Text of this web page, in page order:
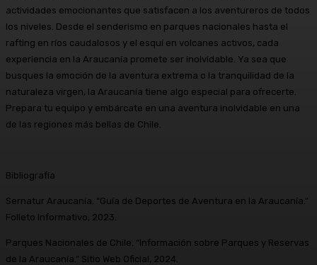
actividades emocionantes que satisfacen a los aventureros de todos
los niveles. Desde el senderismo en parques nacionales hasta el
rafting en ríos caudalosos y el esquí en volcanes activos, cada
experiencia en la Araucanía promete ser inolvidable. Ya sea que
busques la emoción de la aventura extrema o la tranquilidad de la
naturaleza virgen, la Araucanía tiene algo especial para ofrecerte.
Prepara tu equipo y embárcate en una aventura inolvidable en una
de las regiones más bellas de Chile.
Bibliografía
Sernatur Araucanía. “Guía de Deportes de Aventura en la Araucanía.”
Folleto Informativo, 2023.
Parques Nacionales de Chile. “Información sobre Parques y Reservas
de la Araucanía.” Sitio Web Oficial, 2024.